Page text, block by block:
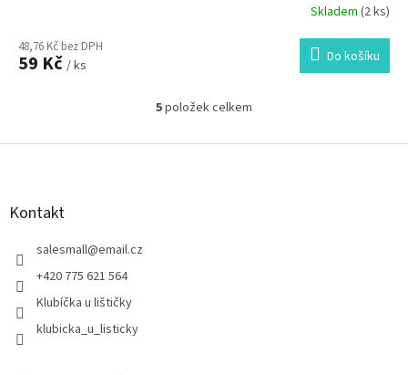
Skladem (2 ks)
48,76 Kč bez DPH
59 Kč / ks Do košíku
O
l
5položek celkem
Z
Kontakt
salesmall@email.cz
+420 775 621 564
Klubíčka u lištičky
klubicka_u_listicky